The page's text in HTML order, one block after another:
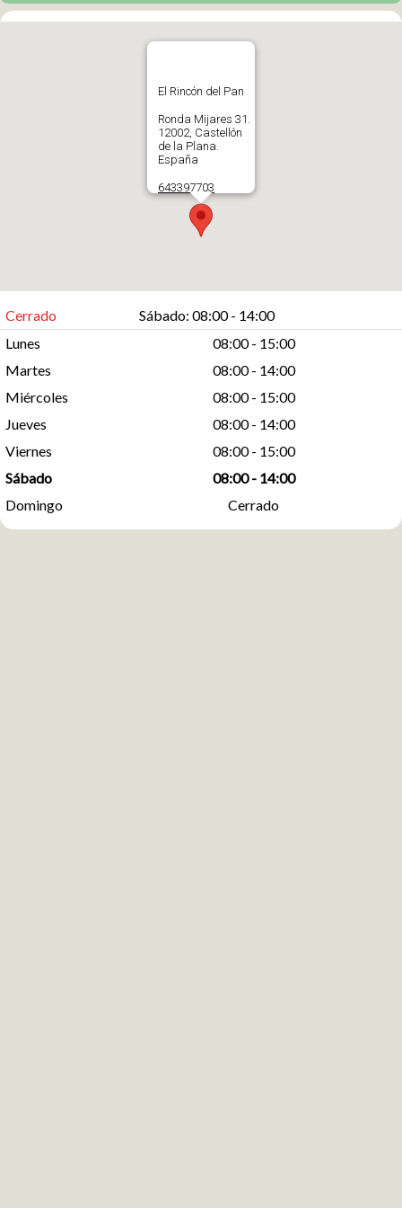
El Rincón del Pan
Ronda Mijares 31.
12002, Castellón
de la Plana.
España
643397703
Abrir en Google
Cerrado
Sábado: 08:00 - 14:00
Lunes
08:00 - 15:00
Martes
08:00 - 14:00
Miércoles
08:00 - 15:00
Jueves
08:00 - 14:00
Viernes
08:00 - 15:00
Sábado
08:00 - 14:00
Domingo
Cerrado